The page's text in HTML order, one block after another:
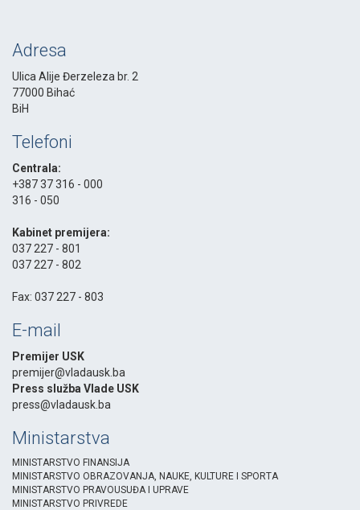
Adresa
Ulica Alije Đerzeleza br. 2
77000 Bihać
BiH
Telefoni
Centrala:
+387 37 316 - 000
316 - 050
Kabinet premijera:
037 227 - 801
037 227 - 802
Fax: 037 227 - 803
E-mail
Premijer USK
premijer@vladausk.ba
Press služba Vlade USK
press@vladausk.ba
Ministarstva
MINISTARSTVO FINANSIJA
MINISTARSTVO OBRAZOVANJA, NAUKE, KULTURE I SPORTA
MINISTARSTVO PRAVOUSUĐA I UPRAVE
MINISTARSTVO PRIVREDE